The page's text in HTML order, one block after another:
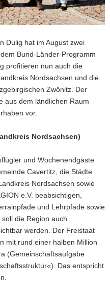
Dulig hat im August zwei
Bund-Länder-Programm
profitieren nun auch die
Nordsachsen und die
Zwönitz. Der
aus dem ländlichen Raum
vor.
Nordsachsen)
und Wochenendgäste
Cavertitz, die Städte
Nordsachsen sowie
e.V. beabsichtigen,
und Lehrpfade sowie
die Region auch
werden. Der Freistaat
mit rund einer halben Million
(Gemeinschaftsaufgabe
Das entspricht